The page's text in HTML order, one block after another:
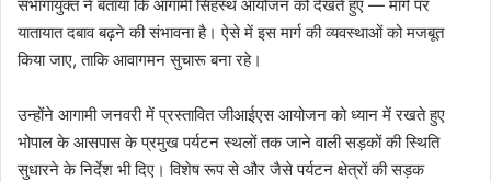
संभागायुक्त ने बताया कि आगामी सिंहस्थ आयोजन को देखते हुए — मार्ग पर
यातायात दबाव बढ़ने की संभावना है। ऐसे में इस मार्ग की व्यवस्थाओं को मजबूत
किया जाए, ताकि आवागमन सुचारू बना रहे।
उन्होंने आगामी जनवरी में प्रस्तावित जीआईएस आयोजन को ध्यान में रखते हुए
भोपाल के आसपास के प्रमुख पर्यटन स्थलों तक जाने वाली सड़कों की स्थिति
सुधारने के निर्देश भी दिए। विशेष रूप से और जैसे पर्यटन क्षेत्रों की सड़क